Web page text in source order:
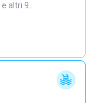
·e altri 9…